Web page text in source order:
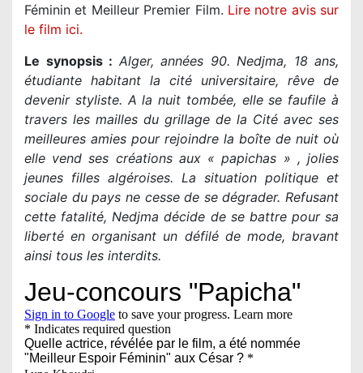
Féminin et Meilleur Premier Film. Lire notre avis sur
le film ici.
Le synopsis : Alger, années 90. Nedjma, 18 ans,
étudiante habitant la cité universitaire, rêve de
devenir styliste. A la nuit tombée, elle se faufile à
travers les mailles du grillage de la Cité avec ses
meilleures amies pour rejoindre la boîte de nuit où
elle vend ses créations aux « papichas » , jolies
jeunes filles algéroises. La situation politique et
sociale du pays ne cesse de se dégrader. Refusant
cette fatalité, Nedjma décide de se battre pour sa
liberté en organisant un défilé de mode, bravant
ainsi tous les interdits.